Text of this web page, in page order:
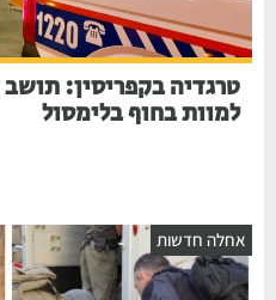
למוות בחוף בלימסול
אחלה חדשות